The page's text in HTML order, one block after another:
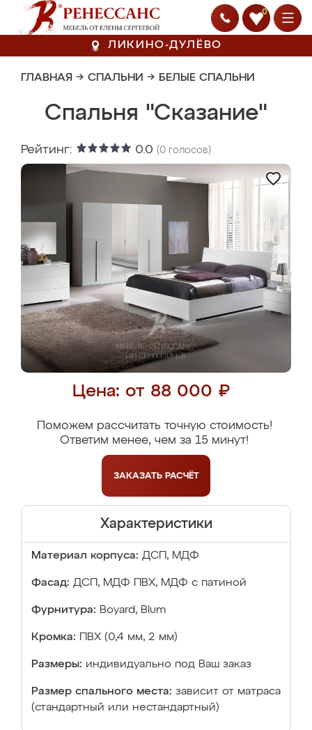
0
ЛИКИНО-ДУЛЁВО
ГЛАВНАЯ → СПАЛЬНИ → БЕЛЫЕ СПАЛЬНИ
Спальня "Сказание"
Рейтинг: 0.0 (0 голосов)
Цена: от 88 000 ₽
Поможем рассчитать точную стоимость!
Ответим менее, чем за 15 минут!
ЗАКАЗАТЬ РАСЧЁТ
Характеристики
Материал корпуса: ДСП, МДФ
Фасад: ДСП, МДФ ПВХ, МДФ с патиной
Фурнитура: Boyard, Blum
Кромка: ПВХ (0,4 мм, 2 мм)
Размеры: индивидуально под Ваш заказ
Размер спального места: зависит от матраса
(стандартный или нестандартный)